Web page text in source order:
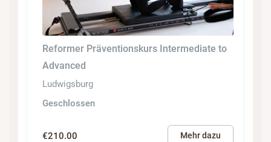
Reformer Präventionskurs Intermediate to
Advanced
Ludwigsburg
Geschlossen
€210.00 Mehr dazu